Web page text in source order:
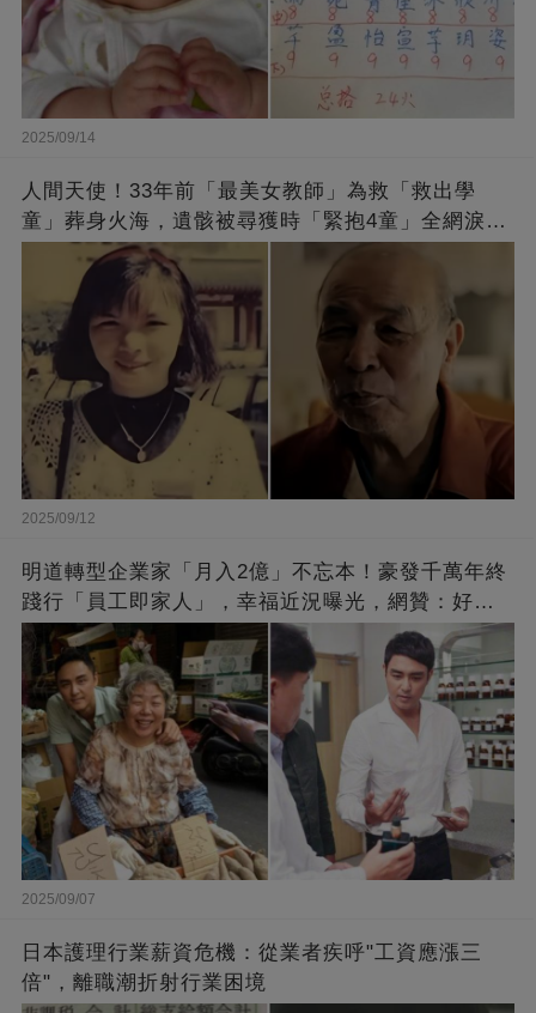
2025/09/14
人間天使！33年前「最美女教師」為救「救出學
童」葬身火海，遺骸被尋獲時「緊抱4童」全網淚
崩：真正的英雄不該被遺忘
2025/09/12
明道轉型企業家「月入2億」不忘本！豪發千萬年終
踐行「員工即家人」，幸福近況曝光，網贊：好老
闆的福報
2025/09/07
日本護理行業薪資危機：從業者疾呼"工資應漲三
倍"，離職潮折射行業困境